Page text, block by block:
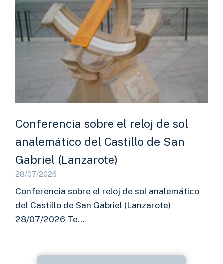
Conferencia sobre el reloj de sol
analemático del Castillo de San
Gabriel (Lanzarote)
28/07/2026
Conferencia sobre el reloj de sol analemático
del Castillo de San Gabriel (Lanzarote)
28/07/2026 Te…